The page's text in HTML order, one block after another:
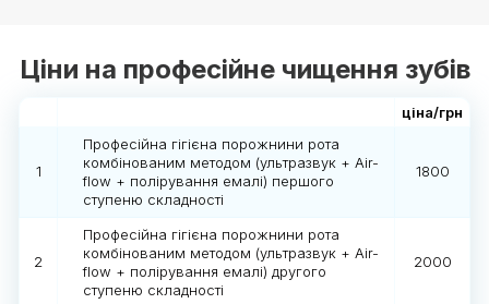
Ціни на професійне чищення зубів
ціна/грн
1
Професійна гігієна порожнини рота
комбінованим методом (ультразвук + Air-
flow + полірування емалі) першого
ступеню складності
1800
2
Професійна гігієна порожнини рота
комбінованим методом (ультразвук + Air-
flow + полірування емалі) другого
ступеню складності
2000